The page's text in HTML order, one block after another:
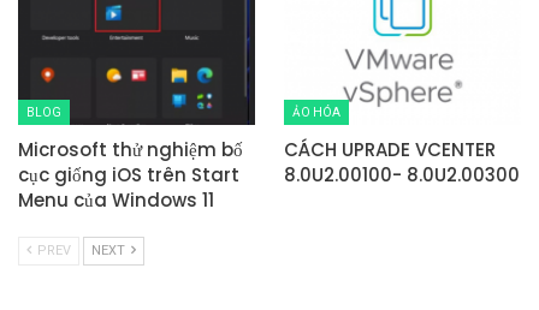
BLOG
Microsoft thử nghiệm bố
cục giống iOS trên Start
Menu của Windows 11
ẢO HÓA
CÁCH UPRADE VCENTER
8.0U2.00100- 8.0U2.00300
PREV NEXT